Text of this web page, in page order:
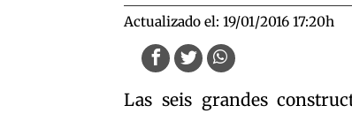
Actualizado el: 19/01/2016 17:20h
Las seis grandes